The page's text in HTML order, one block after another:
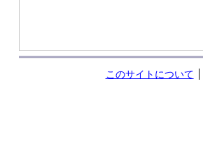
このサイトについて